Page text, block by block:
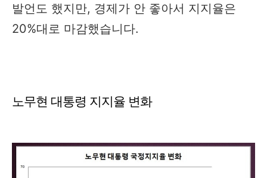
발언도 했지만, 경제가 안 좋아서 지지율은
20%대로 마감했습니다.
노무현 대통령 지지율 변화